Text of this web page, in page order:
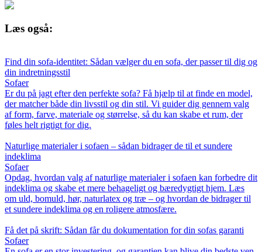
Læs også:
Find din sofa-identitet: Sådan vælger du en sofa, der passer til dig og
din indretningsstil
Sofaer
Er du på jagt efter den perfekte sofa? Få hjælp til at finde en model,
der matcher både din livsstil og din stil. Vi guider dig gennem valg
af form, farve, materiale og størrelse, så du kan skabe et rum, der
føles helt rigtigt for dig.
Naturlige materialer i sofaen – sådan bidrager de til et sundere
indeklima
Sofaer
Opdag, hvordan valg af naturlige materialer i sofaen kan forbedre dit
indeklima og skabe et mere behageligt og bæredygtigt hjem. Læs
om uld, bomuld, hør, naturlatex og træ – og hvordan de bidrager til
et sundere indeklima og en roligere atmosfære.
Få det på skrift: Sådan får du dokumentation for din sofas garanti
Sofaer